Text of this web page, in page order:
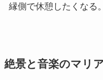
縁側で休憩したくなる
絶景と音楽のマリ